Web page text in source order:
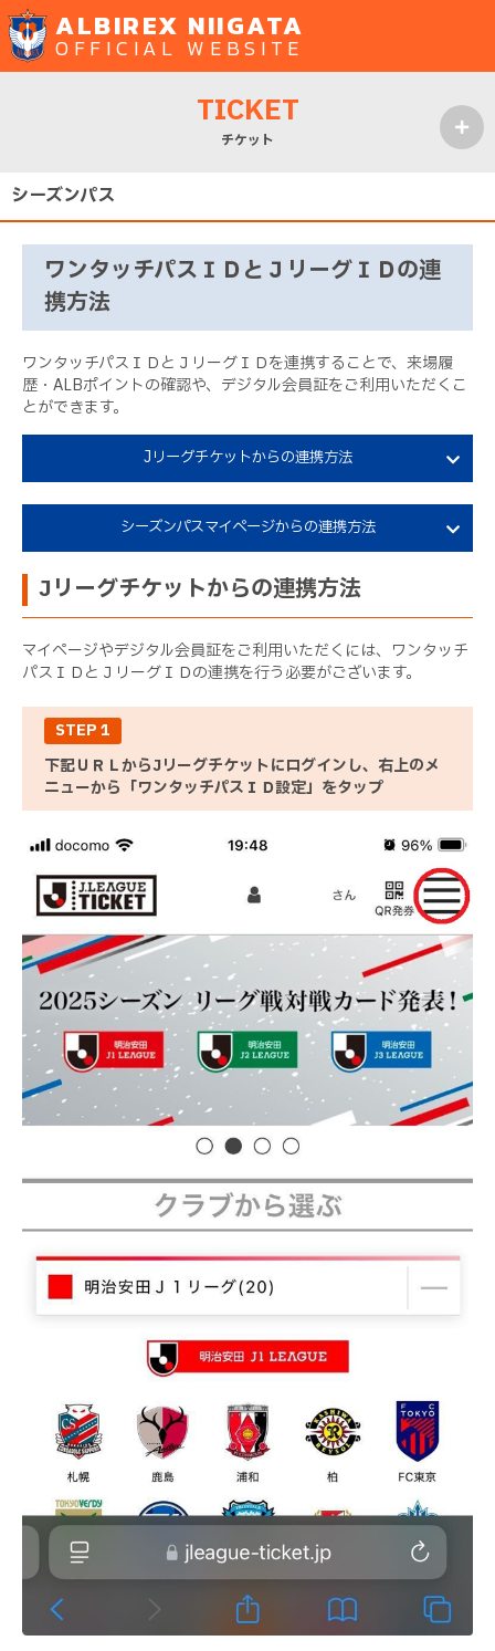
ALBIREX NIIGATA
OFFICIAL WEBSITE
TICKET
チケット
シーズンパス
ワンタッチパスＩＤとＪリーグＩＤの連
携方法
ワンタッチパスＩＤとＪリーグＩＤを連携することで、来場履
歴・ALBポイントの確認や、デジタル会員証をご利用いただくこ
とができます。
Jリーグチケットからの連携方法
シーズンパスマイページからの連携方法
Jリーグチケットからの連携方法
マイページやデジタル会員証をご利用いただくには、ワンタッチ
パスＩＤとＪリーグＩＤの連携を行う必要がございます。
STEP 1
下記ＵＲＬからJリーグチケットにログインし、右上のメ
ニューから「ワンタッチパスＩＤ設定」をタップ